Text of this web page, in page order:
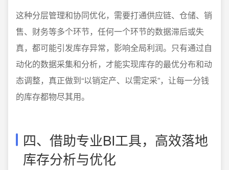
这种分层管理和协同优化，需要打通供应链、仓储、销
售、财务等多个环节，任何一个环节的数据滞后或失
真，都可能引发库存异常，影响全局利润。只有通过自
动化的数据采集和分析，才能实现库存的最优分布和动
态调整，真正做到“以销定产、以需定采”，让每一分钱
的库存都物尽其用。
四、借助专业BI工具，高效落地
库存分析与优化